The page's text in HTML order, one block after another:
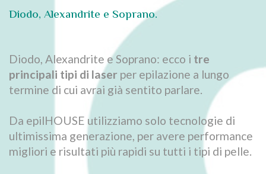
Diodo, Alexandrite e Soprano.
Diodo, Alexandrite e Soprano: ecco i tre
principali tipi di laser per epilazione a lungo
termine di cui avrai già sentito parlare.
Da epilHOUSE utilizziamo solo tecnologie di
ultimissima generazione, per avere performance
migliori e risultati più rapidi su tutti i tipi di pelle.